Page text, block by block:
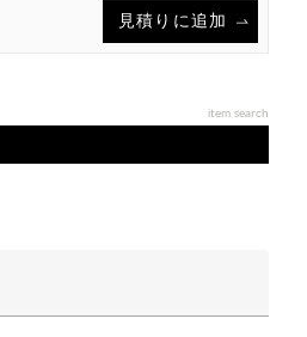
見積りに追加
item search